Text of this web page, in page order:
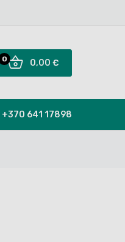
0,00 €
0
+370 641 17898